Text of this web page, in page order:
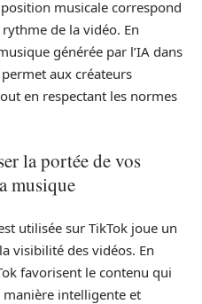
musicale correspond
de la vidéo. En
générée par l’IA dans
aux créateurs
en respectant les normes
la portée de vos
musique
utilisée sur TikTok joue un
visibilité des vidéos. En
favorisent le contenu qui
intelligente et